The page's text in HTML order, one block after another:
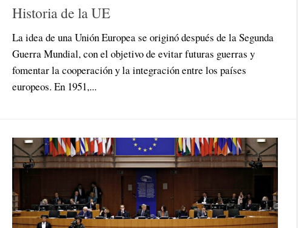
Historia de la UE
La idea de una Unión Europea se originó después de la Segunda
Guerra Mundial, con el objetivo de evitar futuras guerras y
fomentar la cooperación y la integración entre los países
europeos. En 1951,...